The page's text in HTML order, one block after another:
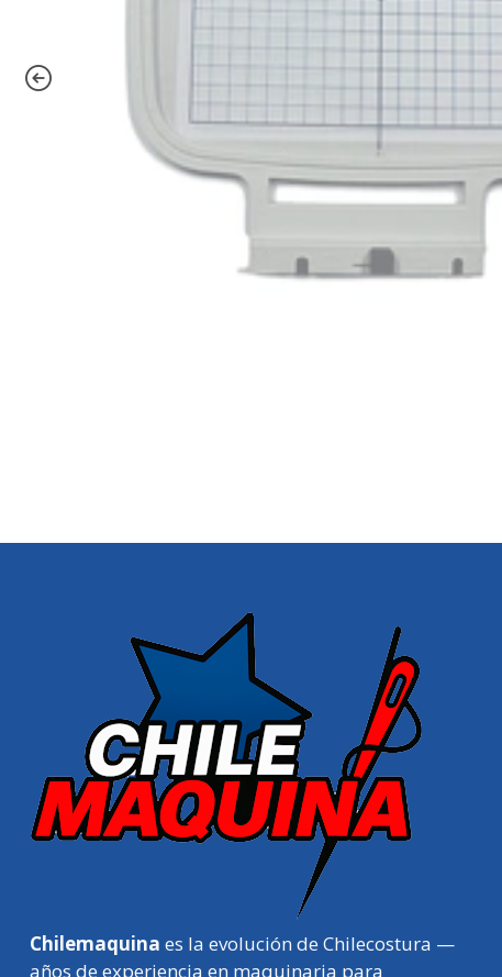
Chilemaquina es la evolución de Chilecostura —
años de experiencia en maquinaria para